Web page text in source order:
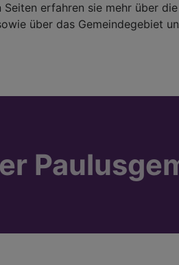
erfahren sie mehr über
über das Gemeindegebiet